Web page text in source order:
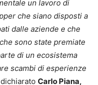
un lavoro di
che siano disposti a
dalle aziende e che
sono state premiate
di un ecosistema
scambi di esperienze
dichiarato Carlo Piana,